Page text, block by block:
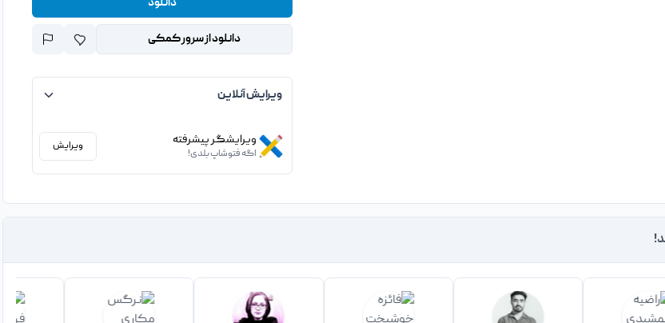
دانلود
دانلود از سرور کمکی
ویرایش آنلاین
ویرایشگر پیشرفته
اگه فتوشاپ بلدی!
ویرایش